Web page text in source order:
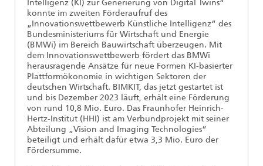
Intelligenz (KI) zur Generierung von Digital Twins“
konnte im zweiten Förderaufruf des
„Innovationswettbewerb Künstliche Intelligenz“ des
Bundesministeriums für Wirtschaft und Energie
(BMWi) im Bereich Bauwirtschaft überzeugen. Mit
dem Innovationswettbewerb fördert das BMWi
herausragende Ansätze für neue Formen KI-basierter
Plattformökonomie in wichtigen Sektoren der
deutschen Wirtschaft. BIMKIT, das jetzt gestartet ist
und bis Dezember 2023 läuft, erhält eine Förderung
von rund 10,8 Mio. Euro. Das Fraunhofer Heinrich-
Hertz-Institut (HHI) ist am Verbundprojekt mit seiner
Abteilung „Vision and Imaging Technologies“
beteiligt und erhält dafür etwa 3,3 Mio. Euro der
Fördersumme.